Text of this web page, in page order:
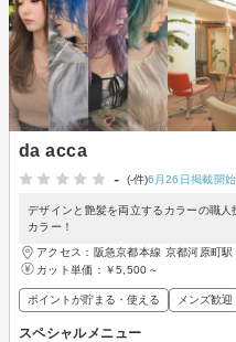
da acca
-
(-件)6月26日掲載開始
デザインと艶髪を両立するカラーの職
カラー！
アクセス：阪急京都本線 京都河原町
カット単価： ￥5,500～
ポイントが貯まる・使える メンズ歓迎
スペシャルメニュー